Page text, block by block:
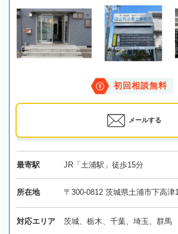
初回相談無料
メールする
最寄駅 JR「土浦駅」徒歩15分
所在地 〒300-0812 茨城県土浦市下高津
対応エリア 茨城、栃木、千葉、埼玉、群馬